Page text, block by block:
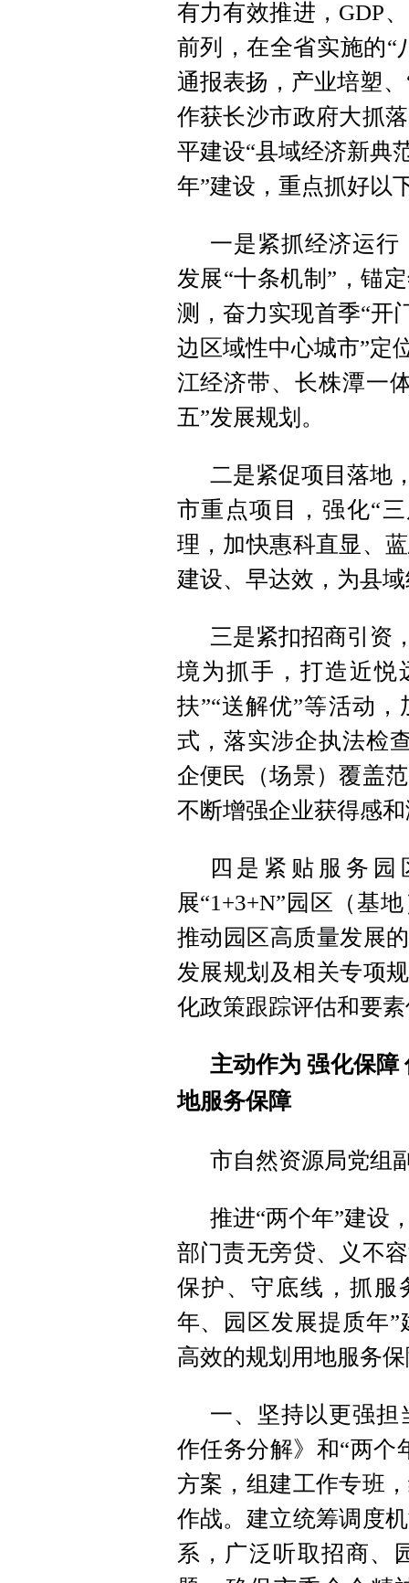
有力有效推进，GDP
前列，在全省实施的“
通报表扬，产业培塑
作获长沙市政府大抓
平建设“县域经济新典
年”建设，重点抓好以
一是紧抓经济运
发展“十条机制”，锚
测，奋力实现首季“开
边区域性中心城市”定
江经济带、长株潭一
五”发展规划。
二是紧促项目落地
市重点项目，强化“
理，加快惠科直显、
建设、早达效，为县
三是紧扣招商引资
境为抓手，打造近悦
扶”“送解优”等活动
式，落实涉企执法检
企便民（场景）覆盖
不断增强企业获得感
四是紧贴服务
展“1+3+N”园区（基
推动园区高质量发展
发展规划及相关专项
化政策跟踪评估和要
主动作为 强化保障
地服务保障
市自然资源局党组
推进“两个年”建设
部门责无旁贷、义不
保护、守底线，抓服
年、园区发展提质年
高效的规划用地服务
一、坚持以更强
作任务分解》和“两个
方案，组建工作专班
作战。建立统筹调度
系，广泛听取招商、